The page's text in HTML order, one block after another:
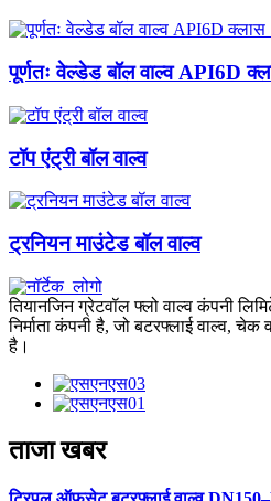
पूर्णतः वेल्डेड बॉल वाल्व API6D
टॉप एंट्री बॉल वाल्व
ट्रनियन माउंटेड बॉल वाल्व
तियानजिन ग्रेटवॉल फ्लो वाल्व कंपनी
निर्माता कंपनी है, जो बटरफ्लाई वाल्व, चेक
है।
ताजा खबर